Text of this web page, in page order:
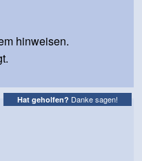
hinweisen.
Hat geholfen? Danke sagen!